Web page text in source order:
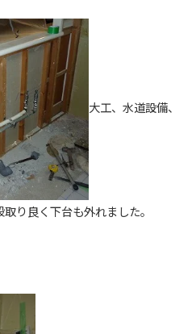
大工、水道設備、
り良く下台も外れました。